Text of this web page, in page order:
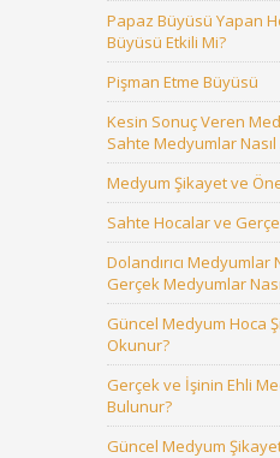
Papaz Büyüsü Yapan
Büyüsü Etkili Mi?
Pişman Etme Büyüsü
Kesin Sonuç Veren
Sahte Medyumlar Nasıl
Medyum Şikayet ve
Sahte Hocalar ve
Dolandırıcı Medyumlar
Gerçek Medyumlar
Güncel Medyum Hoca
Okunur?
Gerçek ve İşinin Ehli
Bulunur?
Güncel Medyum